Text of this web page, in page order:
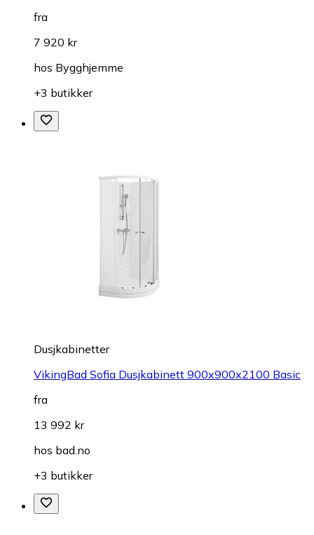
fra
7 920 kr
hos Bygghjemme
+3 butikker
Dusjkabinetter
VikingBad Sofia Dusjkabinett 900x900x2100 Basic
fra
13 992 kr
hos bad.no
+3 butikker